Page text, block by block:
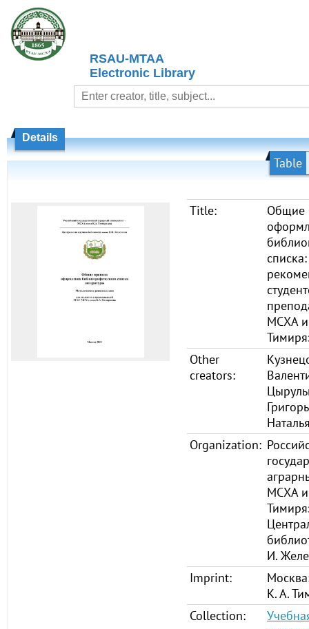
RSAU-MTAA
Electronic Library
Details
Table
Title:
Общие
МСХА
Other
creators:
Organization:
МСХА
И.
Imprint:
К. А.
Collection: